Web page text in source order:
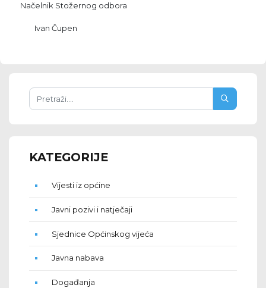
Načelnik Stožernog odbora
Ivan Čupen
KATEGORIJE
Vijesti iz općine
Javni pozivi i natječaji
Sjednice Općinskog vijeća
Javna nabava
Događanja